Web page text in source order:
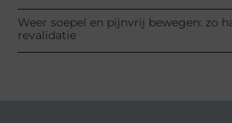
Weer soepel en pijnvrij bewegen: zo
revalidatie